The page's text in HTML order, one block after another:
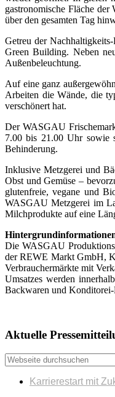
gastronomische Fläche
über den gesamten Tag
Getreu der
Green Building. Neben
Außenbeleuchtung.
Auf eine ganz
Arbeiten die Wände, die
verschönert hat.
Der WASGAU
7.00 bis 21.00 Uhr sowie
Behinderung.
Inklusive Metzgerei und
Obst und Gemüse –
glutenfreie, vegane und
WASGAU Metzgerei im
Milchprodukte auf eine
Die WASGAU Produktions
der REWE Markt GmbH,
Verbraucher­märkte mit
Umsatzes werden
Backwaren und Konditorei-
Seitenspalte
Aktuelle
Webseite
durchsuchen
Karrierestart mit